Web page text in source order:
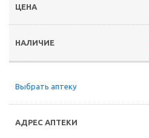
Выбрать аптеку